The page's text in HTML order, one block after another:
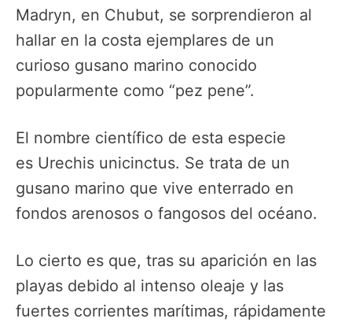
Madryn, en Chubut, se sorprendieron al
hallar en la costa ejemplares de un
curioso gusano marino conocido
popularmente como “pez pene”.
El nombre científico de esta especie
es Urechis unicinctus. Se trata de un
gusano marino que vive enterrado en
fondos arenosos o fangosos del océano.
Lo cierto es que, tras su aparición en las
playas debido al intenso oleaje y las
fuertes corrientes marítimas, rápidamente